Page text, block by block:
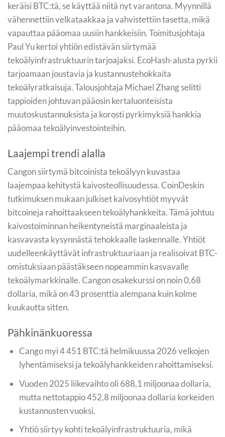
keräisi BTC:tä, se käyttää niitä nyt varantona. Myynnillä
vähennettiin velkataakkaa ja vahvistettiin tasetta, mikä
vapauttaa pääomaa uusiin hankkeisiin. Toimitusjohtaja
Paul Yu kertoi yhtiön edistävän siirtymää
tekoälyinfrastruktuurin tarjoajaksi. EcoHash-alusta pyrkii
tarjoamaan joustavia ja kustannustehokkaita
tekoälyratkaisuja. Talousjohtaja Michael Zhang selitti
tappioiden johtuvan pääosin kertaluonteisista
muutoskustannuksista ja korosti pyrkimyksiä hankkia
pääomaa tekoälyinvestointeihin.
Laajempi trendi alalla
Cangon siirtymä bitcoinista tekoälyyn kuvastaa
laajempaa kehitystä kaivosteollisuudessa. CoinDeskin
tutkimuksen mukaan julkiset kaivosyhtiöt myyvät
bitcoineja rahoittaakseen tekoälyhankkeita. Tämä johtuu
kaivostoiminnan heikentyneistä marginaaleista ja
kasvavasta kysynnästä tehokkaalle laskennalle. Yhtiöt
uudelleenkäyttävät infrastruktuuriaan ja realisoivat BTC-
omistuksiaan päästäkseen nopeammin kasvavalle
tekoälymarkkinalle. Cangon osakekurssi on noin 0,68
dollaria, mikä on 43 prosenttia alempana kuin kolme
kuukautta sitten.
Pähkinänkuoressa
Cango myi 4 451 BTC:tä helmikuussa 2026 velkojen
lyhentämiseksi ja tekoälyhankkeiden rahoittamiseksi.
Vuoden 2025 liikevaihto oli 688,1 miljoonaa dollaria,
mutta nettotappio 452,8 miljoonaa dollaria korkeiden
kustannusten vuoksi.
Yhtiö siirtyy kohti tekoälyinfrastruktuuria, mikä